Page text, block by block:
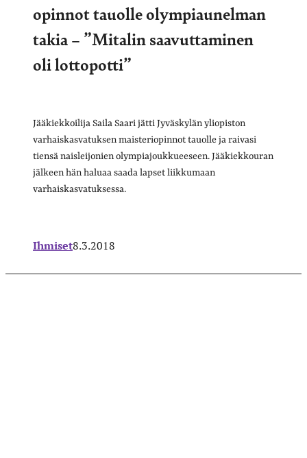
opinnot tauolle olympiaunelman
takia – ”Mitalin saavuttaminen
oli lottopotti”
Jääkiekkoilija Saila Saari jätti Jyväskylän yliopiston
varhaiskasvatuksen maisteriopinnot tauolle ja raivasi
tiensä naisleijonien olympiajoukkueeseen. Jääkiekkouran
jälkeen hän haluaa saada lapset liikkumaan
varhaiskasvatuksessa.
Ihmiset8.3.2018